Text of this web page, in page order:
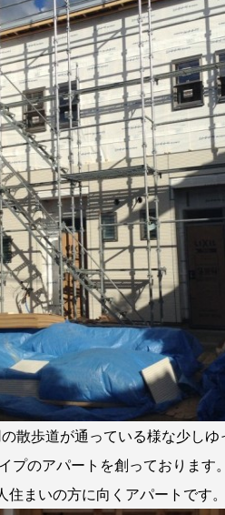
散歩道が通っている様な少しゆ
プのアパートを創っております
まいの方に向くアパートです。